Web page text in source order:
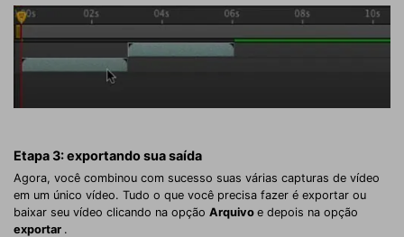
Etapa 3: exportando sua saída
Agora, você combinou com sucesso suas várias capturas de vídeo
em um único vídeo. Tudo o que você precisa fazer é exportar ou
baixar seu vídeo clicando na opção Arquivo e depois na opção
exportar .